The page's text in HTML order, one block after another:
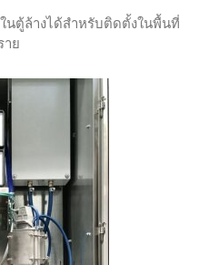
นตู้ล้างได้สําหรับติดตั้งในพื้นที่
าย